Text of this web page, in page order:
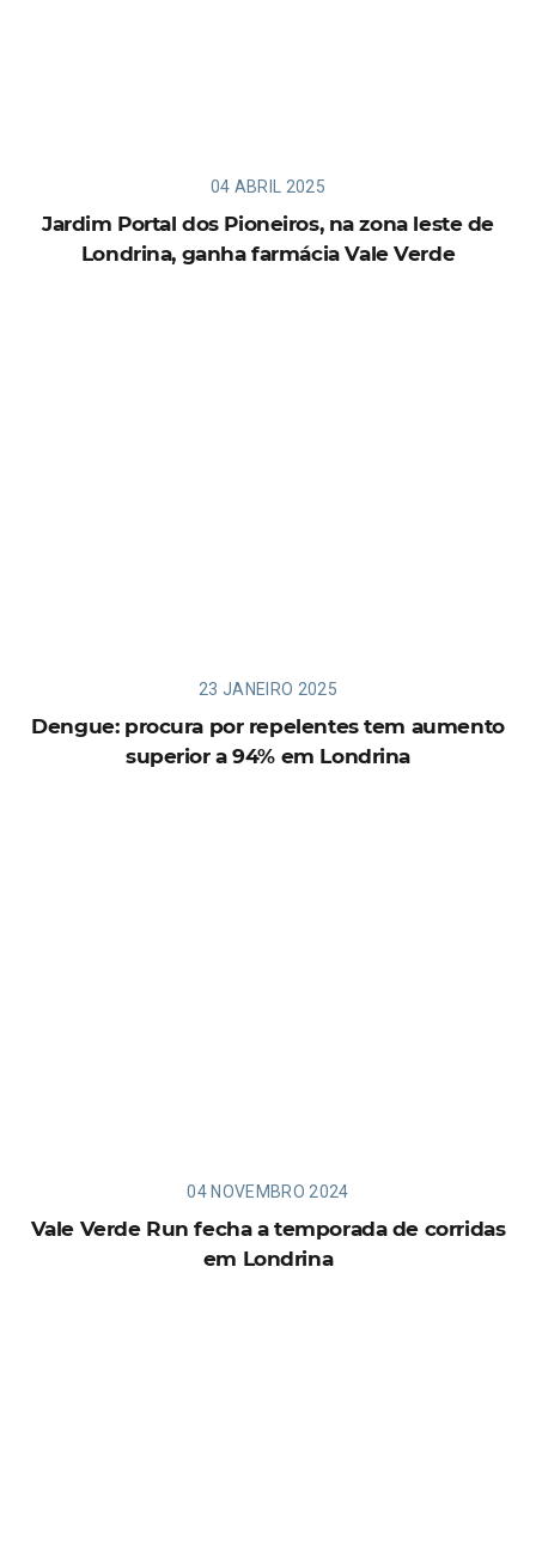
04 ABRIL 2025
Jardim Portal dos Pioneiros, na zona leste de
Londrina, ganha farmácia Vale Verde
23 JANEIRO 2025
Dengue: procura por repelentes tem aumento
superior a 94% em Londrina
04 NOVEMBRO 2024
Vale Verde Run fecha a temporada de corridas
em Londrina